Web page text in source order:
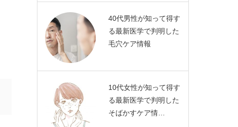
40代男性が知って得す
る最新医学で判明した
毛穴ケア情報
10代女性が知って得す
る最新医学で判明した
そばかすケア情…